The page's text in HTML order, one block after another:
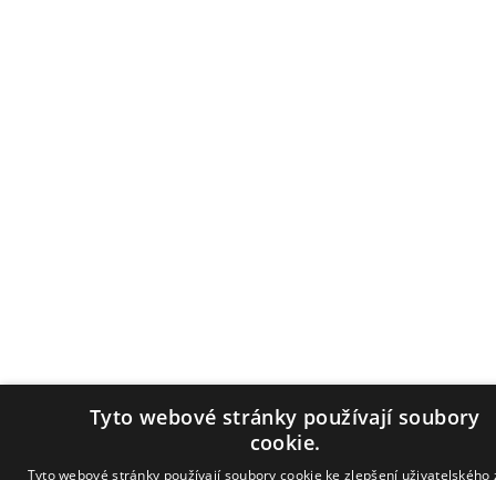
Tyto webové stránky používají soubory
cookie.
Tyto webové stránky používají soubory cookie ke zlepšení uživatelského